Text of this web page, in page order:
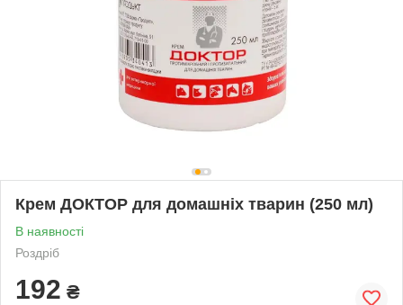
Крем ДОКТОР для домашніх тварин (250 мл)
В наявності
Роздріб
192 ₴